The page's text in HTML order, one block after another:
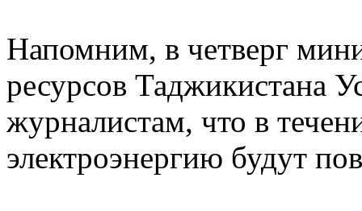
Напомним, в четверг
ресурсов Таджикистана
журналистам, что в
электроэнергию будут